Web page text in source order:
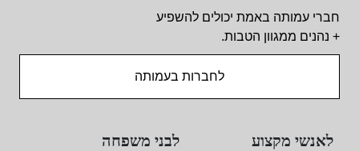
חברי עמותה באמת יכולים להשפיע
+ נהנים ממגוון הטבות.
לחברות בעמותה
לאנשי מקצוע לבני משפחה